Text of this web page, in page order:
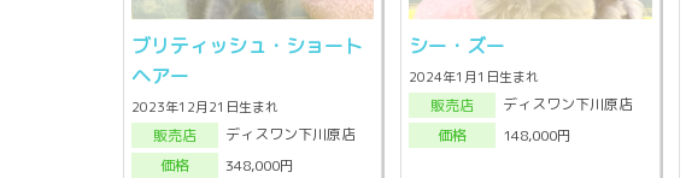
ブリティッシュ・ショート
ヘアー
2023年12月21日生まれ
販売店
ディスワン下川原店
価格
348,000円
シー・ズー
2024年1月1日生まれ
販売店
ディスワン下川原店
価格
148,000円